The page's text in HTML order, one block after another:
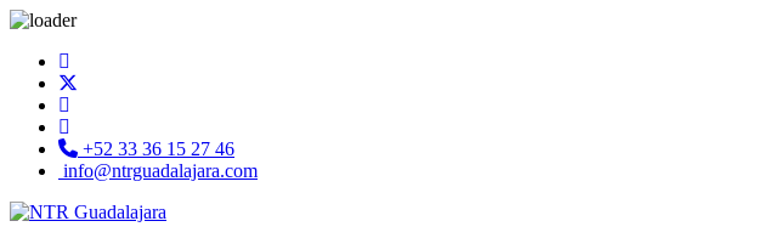
+52 33 36 15 27 46
info@ntrguadalajara.com